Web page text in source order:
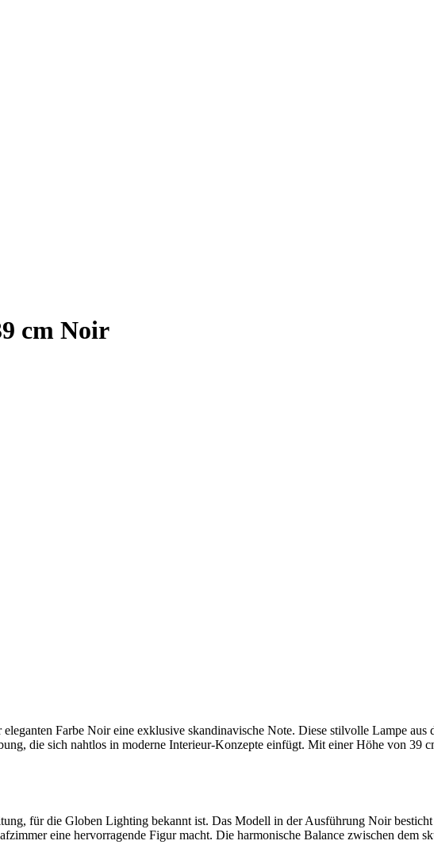
cm Noir
eleganten Farbe Noir eine exklusive skandinavische Note. Diese stilvolle Lampe aus
die sich nahtlos in moderne Interieur-Konzepte einfügt. Mit einer Höhe von 39
für die Globen Lighting bekannt ist. Das Modell in der Ausführung Noir
eine hervorragende Figur macht. Die harmonische Balance zwischen dem